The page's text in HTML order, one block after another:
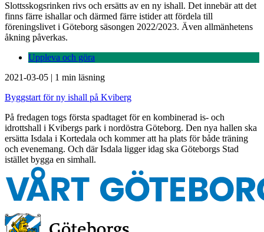
Slottsskogsrinken rivs och ersätts av en ny ishall. Det innebär att det
finns färre ishallar och därmed färre istider att fördela till
föreningslivet i Göteborg säsongen 2022/2023. Även allmänhetens
åkning påverkas.
Uppleva och göra
2021-03-05 | 1 min läsning
Byggstart för ny ishall på Kviberg
På fredagen togs första spadtaget för en kombinerad is- och
idrottshall i Kvibergs park i nordöstra Göteborg. Den nya hallen ska
ersätta Isdala i Kortedala och kommer att ha plats för både träning
och evenemang. Och där Isdala ligger idag ska Göteborgs Stad
istället bygga en simhall.